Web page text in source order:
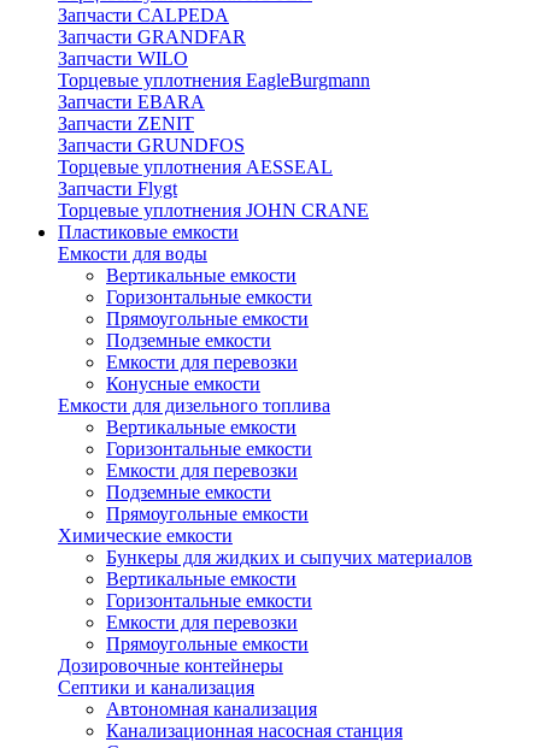
Запчасти CALPEDA
Запчасти GRANDFAR
Запчасти WILO
Торцевые уплотнения EagleBurgmann
Запчасти EBARA
Запчасти ZENIT
Запчасти GRUNDFOS
Торцевые уплотнения AESSEAL
Запчасти Flygt
Торцевые уплотнения JOHN CRANE
Пластиковые емкости
Емкости для воды
Вертикальные емкости
Горизонтальные емкости
Прямоугольные емкости
Подземные емкости
Емкости для перевозки
Конусные емкости
Емкости для дизельного топлива
Вертикальные емкости
Горизонтальные емкости
Емкости для перевозки
Подземные емкости
Прямоугольные емкости
Химические емкости
Бункеры для жидких и сыпучих материалов
Вертикальные емкости
Горизонтальные емкости
Емкости для перевозки
Прямоугольные емкости
Дозировочные контейнеры
Септики и канализация
Автономная канализация
Канализационная насосная станция